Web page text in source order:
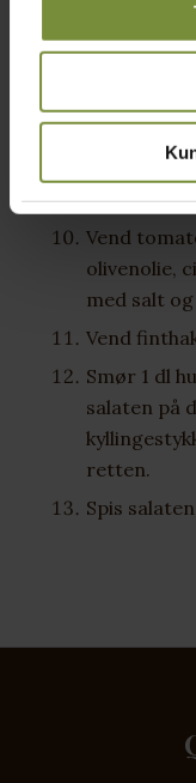
med salt.
Lad dem
2-3
Skyl agurk
grove
Vend
olivenolie,
med salt
Vend
Smør 1 dl
salaten på
retten.
Spis